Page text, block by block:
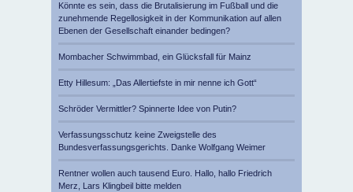
Könnte es sein, dass die Brutalisierung im Fußball und die
zunehmende Regellosigkeit in der Kommunikation auf allen
Ebenen der Gesellschaft einander bedingen?
Mombacher Schwimmbad, ein Glücksfall für Mainz
Etty Hillesum: „Das Allertiefste in mir nenne ich Gott“
Schröder Vermittler? Spinnerte Idee von Putin?
Verfassungsschutz keine Zweigstelle des
Bundesverfassungsgerichts. Danke Wolfgang Weimer
Rentner wollen auch tausend Euro. Hallo, hallo Friedrich
Merz, Lars Klingbeil bitte melden